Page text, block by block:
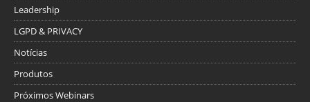
Leadership
LGPD & PRIVACY
Notícias
Produtos
Próximos Webinars